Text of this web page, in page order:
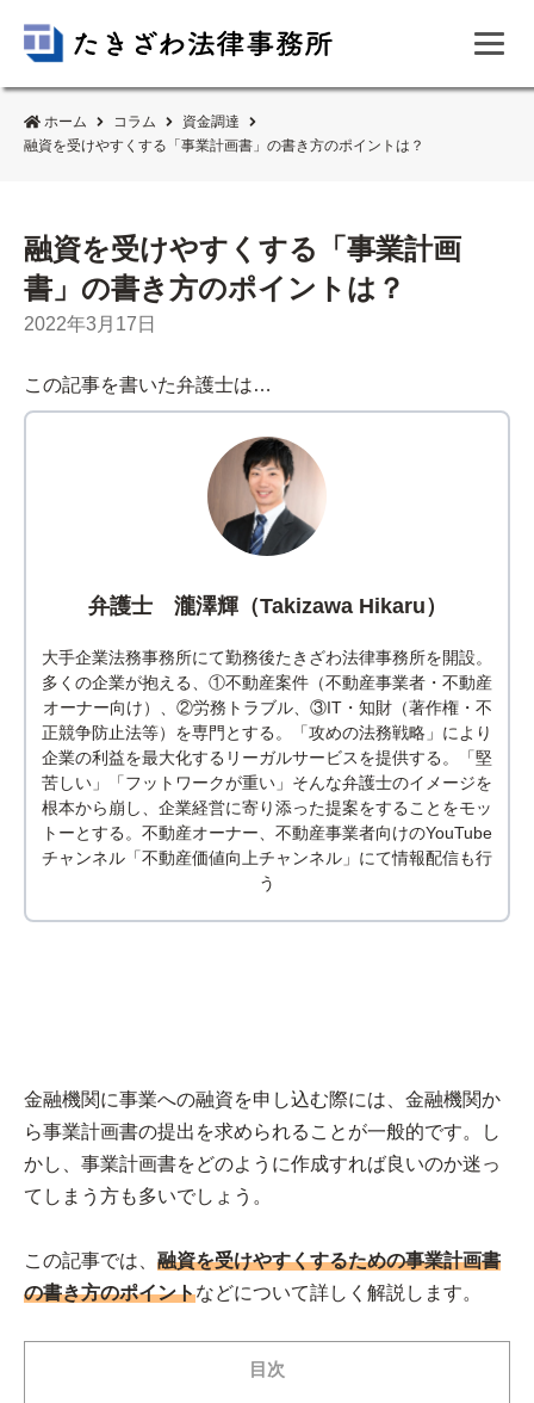
ホーム コラム
資金調達
融資を受けやすくする「事業計画書」の書き方のポイントは？
融資を受けやすくする「事業計画
書」の書き方のポイントは？
2022年3月17日
この記事を書いた弁護士は…
弁護士 瀧澤輝（Takizawa Hikaru）
大手企業法務事務所にて勤務後たきざわ法律事務所を開設。
多くの企業が抱える、①不動産案件（不動産事業者・不動産
オーナー向け）、②労務トラブル、③IT・知財（著作権・不
正競争防止法等）を専門とする。「攻めの法務戦略」により
企業の利益を最大化するリーガルサービスを提供する。「堅
苦しい」「フットワークが重い」そんな弁護士のイメージを
根本から崩し、企業経営に寄り添った提案をすることをモッ
トーとする。不動産オーナー、不動産事業者向けのYouTube
チャンネル「不動産価値向上チャンネル」にて情報配信も行
う
金融機関に事業への融資を申し込む際には、金融機関か
ら事業計画書の提出を求められることが一般的です。し
かし、事業計画書をどのように作成すれば良いのか迷っ
てしまう方も多いでしょう。
この記事では、 融資を受けやすくするための事業計画書
の書き方のポイントなどについて詳しく解説します。
目次